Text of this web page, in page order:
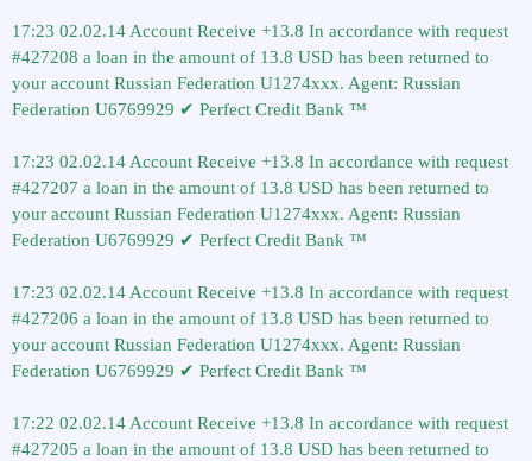
17:23 02.02.14 Account Receive +13.8 In accordance with request
#427208 a loan in the amount of 13.8 USD has been returned to
your account Russian Federation U1274xxx. Agent: Russian
Federation U6769929 ✔ Perfect Credit Bank ™
17:23 02.02.14 Account Receive +13.8 In accordance with request
#427207 a loan in the amount of 13.8 USD has been returned to
your account Russian Federation U1274xxx. Agent: Russian
Federation U6769929 ✔ Perfect Credit Bank ™
17:23 02.02.14 Account Receive +13.8 In accordance with request
#427206 a loan in the amount of 13.8 USD has been returned to
your account Russian Federation U1274xxx. Agent: Russian
Federation U6769929 ✔ Perfect Credit Bank ™
17:22 02.02.14 Account Receive +13.8 In accordance with request
#427205 a loan in the amount of 13.8 USD has been returned to